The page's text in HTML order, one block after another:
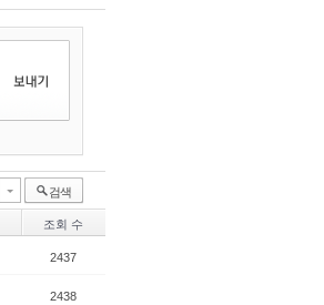
검색
조회 수
2437
2438